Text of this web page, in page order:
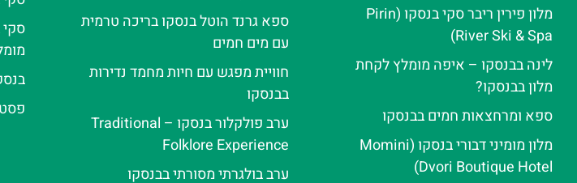
מלון פירין ריבר סקי בנסקו (Pirin
River Ski & Spa‬)
לינה בבנסקו – איפה מומלץ לקחת
מלון בבנסקו?
ספא ומרחצאות חמים בבנסקו
מלון מומיני דבורי בנסקו (Momini
Dvori Boutique Hotel)
ספא גרנד הוטל בנסקו בריכה טרמית
עם מים חמים
חוויית מפגש עם חיות מחמד נדירות
בבנסקו
ערב פולקלור בנסקו – Traditional
Folklore Experience
ערב בולגרתי מסורתי בבנסקו
סקי